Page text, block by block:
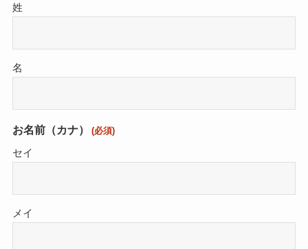
姓
名
お名前（カナ） (必須)
セイ
メイ